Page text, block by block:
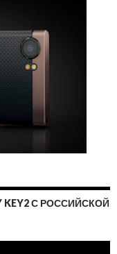
KEY2 С РОССИЙСКОЙ